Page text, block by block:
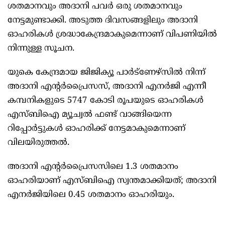
ശതമാനവും അദാനി പവർ ഒരു ശതമാനവും
നേട്ടമുണ്ടാക്കി. അടുത്ത ദിവസങ്ങളിലും അദാനി
ഓഹരികൾ ശ്രദ്ധാകേന്ദ്രമാകുമെന്നാണ് വിപണിയിൽ
നിന്നുള്ള സൂചന.
യുകെ കേന്ദ്രമായ ജിജിക്യൂ പാർട്ണേഴ്സിൽ നിന്ന്
അദാനി എന്റർപ്രൈസസ്, അദാനി എനർജി എന്നീ
കമ്പനികളുടെ 5747 കോടി രൂപയുടെ ഓഹരികൾ
എസ്ബിഐ മ്യൂച്വൽ ഫണ്ട് വാങ്ങിയെന്ന
റിപ്പോർട്ടുകൾ ഓഹരിക്ക് നേട്ടമാകുമെന്നാണ്
വിലയിരുത്തൽ.
അദാനി എന്റർപ്രൈസസിലെ 1.3 ശതമാനം
ഓഹരിയാണ് എസ്ബിഐ സ്വന്തമാക്കിയത്; അദാനി
എനർജിയിലെ 0.45 ശതമാനം ഓഹരിയും.